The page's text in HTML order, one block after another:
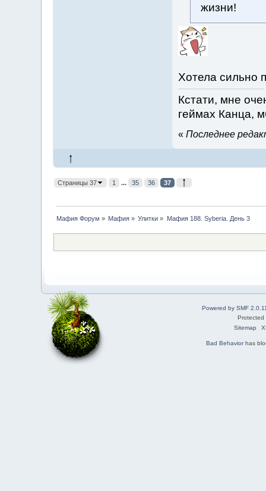
жизни!
Хотела сильно
Кстати, мне
геймах Канца,
« Последнее
Страницы 37 1 ... 35 36 37
Мафия Форум » Мафия » Улитки » Мафия 188. Syberia. День 3
Powered by SMF
Sitemap
Bad Behaviorhas